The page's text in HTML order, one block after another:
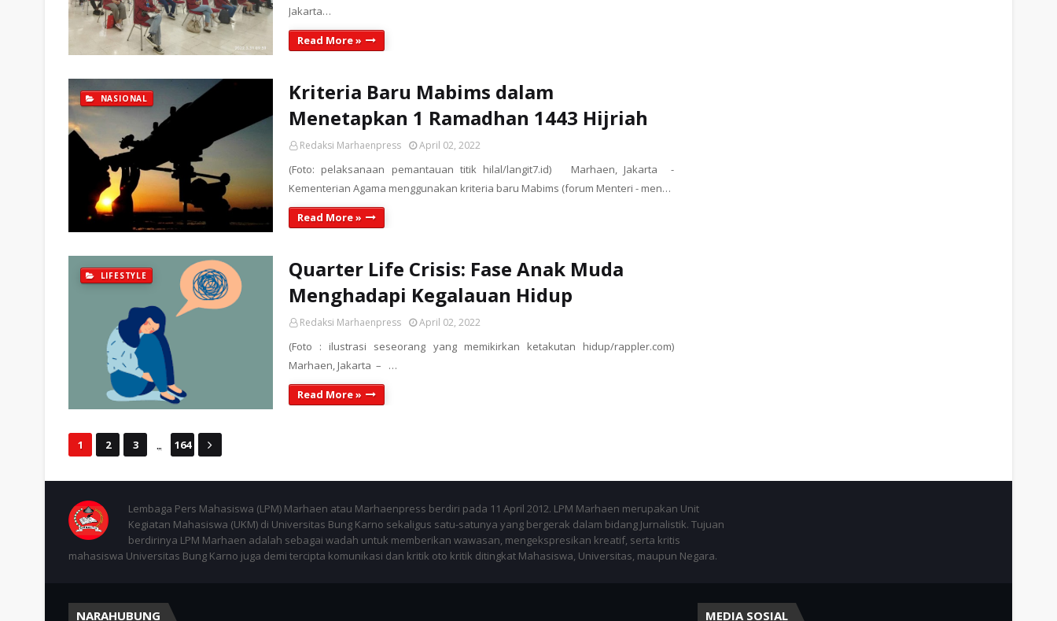
Jakarta…
Read More »
NASIONAL
Kriteria Baru Mabims dalam
Menetapkan 1 Ramadhan 1443 Hijriah
Redaksi Marhaenpress April 02, 2022
(Foto: pelaksanaan pemantauan titik hilal/langit7.id) Marhaen, Jakarta -
Kementerian Agama menggunakan kriteria baru Mabims (forum Menteri - men…
Read More »
LIFESTYLE
Quarter Life Crisis: Fase Anak Muda
Menghadapi Kegalauan Hidup
Redaksi Marhaenpress April 02, 2022
(Foto : ilustrasi seseorang yang memikirkan ketakutan hidup/rappler.com)
Marhaen, Jakarta – …
Read More »
1 2 3 ... 164
Lembaga Pers Mahasiswa (LPM) Marhaen atau Marhaenpress berdiri pada 11 April 2012. LPM Marhaen merupakan Unit
Kegiatan Mahasiswa (UKM) di Universitas Bung Karno sekaligus satu-satunya yang bergerak dalam bidang Jurnalistik. Tujuan
berdirinya LPM Marhaen adalah sebagai wadah untuk memberikan wawasan, mengekspresikan kreatif, serta kritis
mahasiswa Universitas Bung Karno juga demi tercipta komunikasi dan kritik oto kritik ditingkat Mahasiswa, Universitas, maupun Negara.
NARAHUBUNG MEDIA SOSIAL